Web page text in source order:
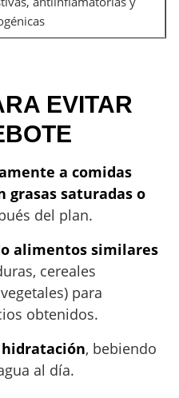
EVITAR
a comidas
grasas saturadas o
del plan.
alimentos similares
cereales
para
obtenidos.
, bebiendo
al día.